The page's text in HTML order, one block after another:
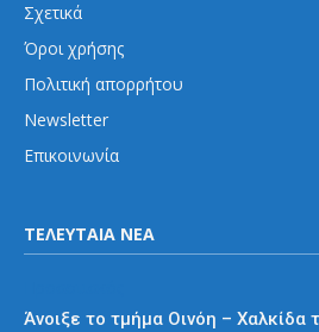
Σχετικά
Όροι χρήσης
Πολιτική απορρήτου
Newsletter
Επικοινωνία
ΤΕΛΕΥΤΑΙΑ ΝΕΑ
Άνοιξε το τμήμα Οινόη – Χαλκίδα